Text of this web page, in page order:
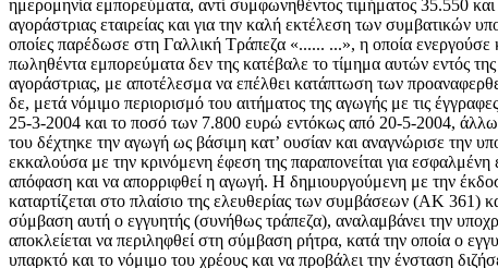
ημερομηνία εμπορεύματα, αντί συμφωνηθέντος τιμήματος 35.550
αγοράστριας εταιρείας και για την καλή εκτέλεση των συμβατικών
οποίες παρέδωσε στη Γαλλική Τράπεζα «...... ...», η οποία ενεργούσε
πωληθέντα εμπορεύματα δεν της κατέβαλε το τίμημα αυτών εντός
αγοράστριας, με αποτέλεσμα να επέλθει κατάπτωση των
δε, μετά νόμιμο περιορισμό του αιτήματος της αγωγής με τις
25-3-2004 και το ποσό των 7.800 ευρώ εντόκως από 20-5-2004,
του δέχτηκε την αγωγή ως βάσιμη κατ’ ουσίαν και αναγνώρισε την
εκκαλούσα με την κρινόμενη έφεση της παραπονείται για
απόφαση και να απορριφθεί η αγωγή. Η δημιουργούμενη με την
καταρτίζεται στο πλαίσιο της ελευθερίας των συμβάσεων (ΑΚ 361)
σύμβαση αυτή ο εγγυητής (συνήθως τράπεζα), αναλαμβάνει την
αποκλείεται να περιληφθεί στη σύμβαση ρήτρα, κατά την οποία ο
υπαρκτό και το νόμιμο του χρέους και να προβάλει την ένσταση